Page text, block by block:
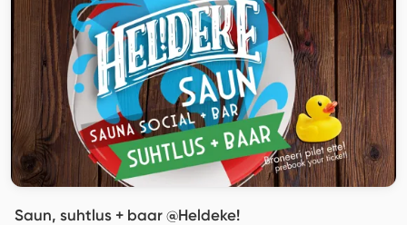
Saun, suhtlus + baar @Heldeke!